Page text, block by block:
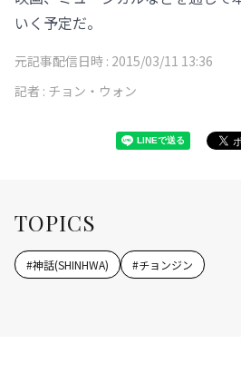
いく予定だ。
元記事配信日時 : 2015/03/11 13:36
記者 : チョン・ウォン
TOPICS
#神話(SHINHWA) #チョンジン